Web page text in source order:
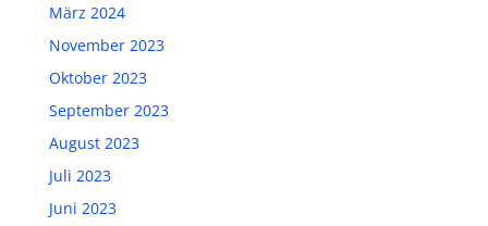
März 2024
November 2023
Oktober 2023
September 2023
August 2023
Juli 2023
Juni 2023